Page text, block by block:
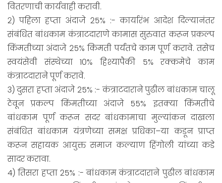
वितरणाची कार्यवाही करावी.
२) पहिला हप्ता अंदाजे 25% :- कार्यारंभ आदेश दिल्यानंतर
संबंधित बांधकाम कंत्राटदाराणे कामास सुरुवात करून प्रकल्प
किंमतीच्या अंदाजे 25% किमती पर्यंतचे काम पूर्ण करावे. तसेच
स्वयंसेवी संस्थेच्या 10% हिश्यापैकी 5% रक्कमेचे काम
कंत्राटदाराने पूर्ण करावे.
3) दुसरा हप्ता अंदाजे 25% :- कंत्राटदाराने पुढील बांधकाम चालू
ठेवून प्रकल्प किंमतीच्या अंदाजे 55% इतक्या किंमतीचे
बांधकाम पूर्ण करून सदर बांधकामाचा मुल्यांकन दाखला
संबंधित बांधकाम यंत्रणेच्या समक्ष प्रधिका–या कडून प्राप्त
करून सहायक आयुक्त समाज कल्याण हिंगोली यांच्या कडे
सादर करावा.
4) तिसरा हप्ता 25% :- बांधकाम कंत्राटदाराने पुढील बांधकाम